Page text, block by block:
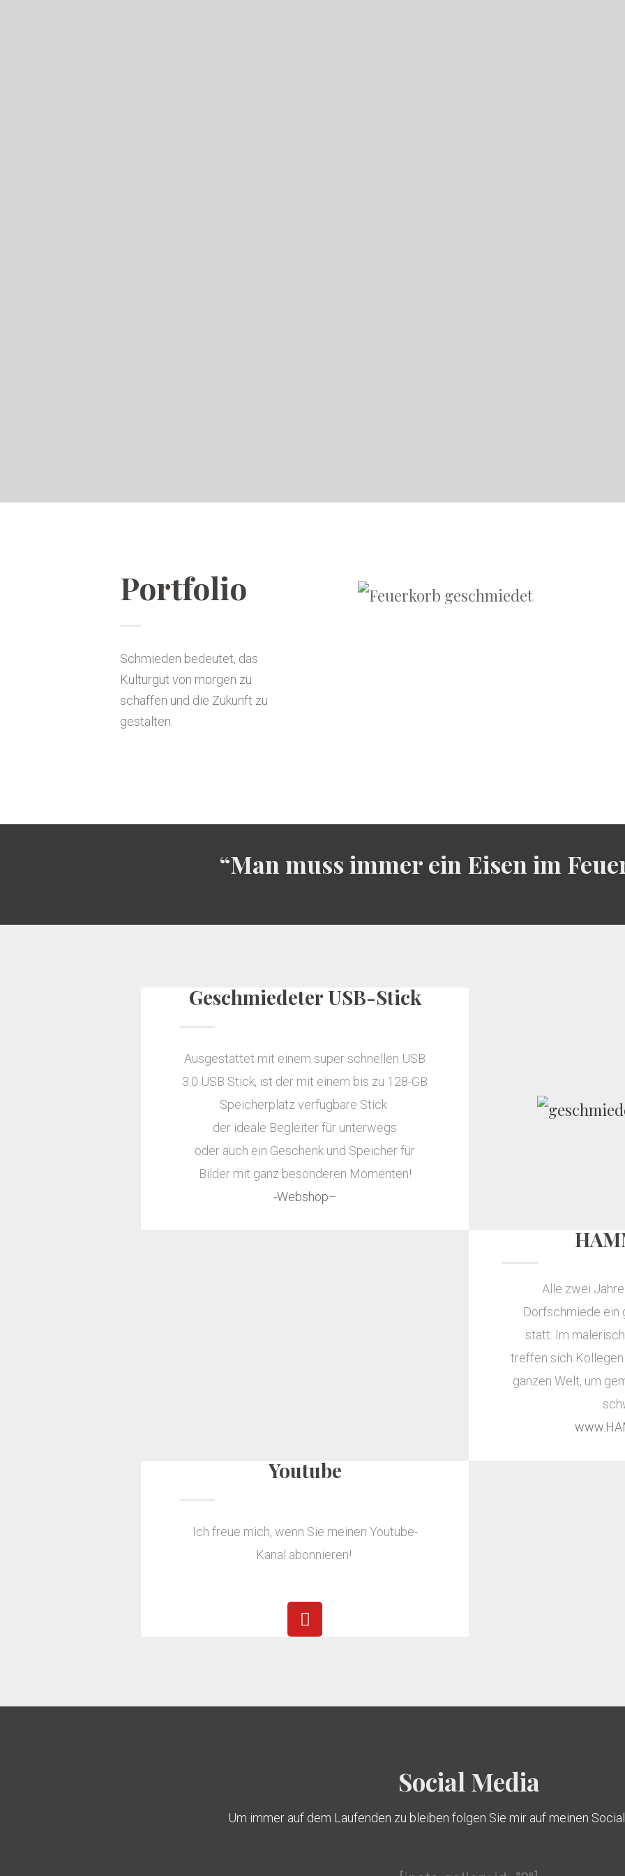
Portfolio
Schmieden bedeutet, das
Kulturgut von morgen zu
schaffen und die Zukunft zu
gestalten.
“Man muss immer ein Eisen im
Geschmiedeter USB-Stick
Ausgestattet mit einem super schnellen USB
3.0 USB Stick, ist der mit einem bis zu 128-GB
Speicherplatz verfügbare Stick
der ideale Begleiter für unterwegs
oder auch ein Geschenk und Speicher für
Bilder mit ganz besonderen Momenten!
-Webshop–
Alle zwei
Dorfschmiede ein
statt. Im
treffen sich
ganzen Welt, um
Youtube
Ich freue mich, wenn Sie meinen Youtube-
Kanal abonnieren!
Social Media
Um immer auf dem Laufenden zu bleiben folgen Sie mir auf meinen